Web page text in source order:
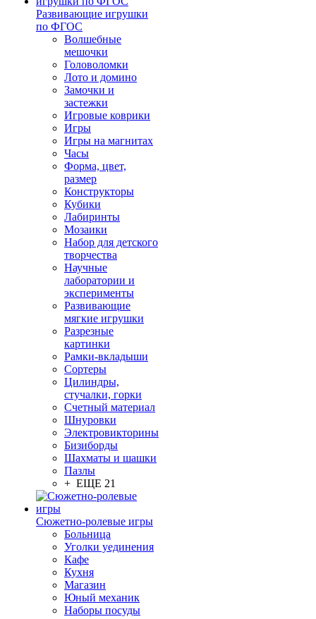
Развивающие игрушки
по ФГОС
Волшебные
мешочки
Головоломки
Лото и домино
Замочки и
застежки
Игровые коврики
Игры
Игры на магнитах
Часы
Форма, цвет,
размер
Конструкторы
Кубики
Лабиринты
Мозаики
Набор для детского
творчества
Научные
лаборатории и
эксперименты
Развивающие
мягкие игрушки
Разрезные
картинки
Рамки-вкладыши
Сортеры
Цилиндры,
стучалки, горки
Счетный материал
Шнуровки
Электровикторины
Бизиборды
Шахматы и шашки
Пазлы
+ ЕЩЕ 21
Сюжетно-ролевые игры
Больница
Уголки уединения
Кафе
Кухня
Магазин
Юный механик
Наборы посуды